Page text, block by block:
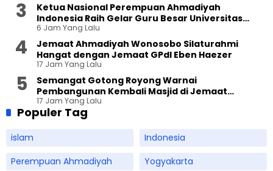
Ketua Nasional Perempuan Ahmadiyah
Indonesia Raih Gelar Guru Besar Universitas
Terbuka
6 Jam Yang Lalu
Jemaat Ahmadiyah Wonosobo Silaturahmi
Hangat dengan Jemaat GPdI Eben Haezer
17 Jam Yang Lalu
Semangat Gotong Royong Warnai
Pembangunan Kembali Masjid di Jemaat
Ahmadiyah Sukapura
17 Jam Yang Lalu
Populer Tag
islam
Indonesia
Perempuan Ahmadiyah
Yogyakarta